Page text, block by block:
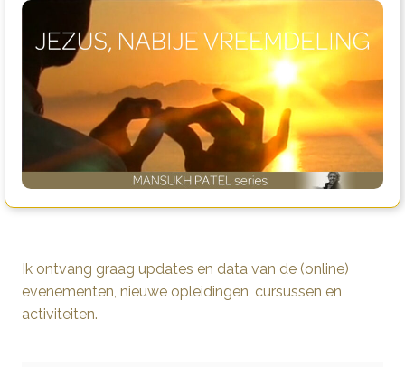
Ik ontvang graag updates en data van de (online)
evenementen, nieuwe opleidingen, cursussen en
activiteiten.